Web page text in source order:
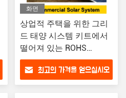
화면
상업적 주택을 위한 그리
드 태양 시스템 키트에서
떨어져 있는 ROHS
100KW
최고의 가격을 얻으십시오